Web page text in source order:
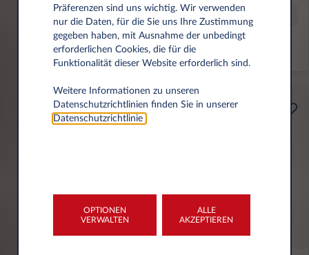
KM-Leasing
48 Monate/40.000 km
Selbstständige
FIAT 600
POP - 1.2 Turbo 74 kW (100 PS) MT6
Präferenzen sind uns wichtig. Wir verwenden
nur die Daten, für die Sie uns Ihre Zustimmung
gegeben haben, mit Ausnahme der unbedingt
erforderlichen Cookies, die für die
Funktionalität dieser Website erforderlich sind.
Weitere Informationen zu unseren
Datenschutzrichtlinien finden Sie in unserer
Datenschutzrichtlinie.
OPTIONEN
VERWALTEN
ALLE
AKZEPTIEREN